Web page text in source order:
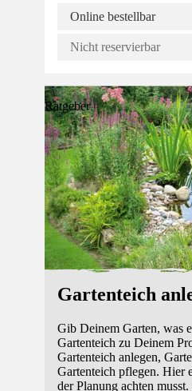
Online bestellbar
Nicht reservierbar
Ratgeber
Gartenteich
Gib Deinem Garten, was
Gartenteich zu Deinem
Gartenteich anlegen,
Gartenteich pflegen. Hier
der Planung achten musst.